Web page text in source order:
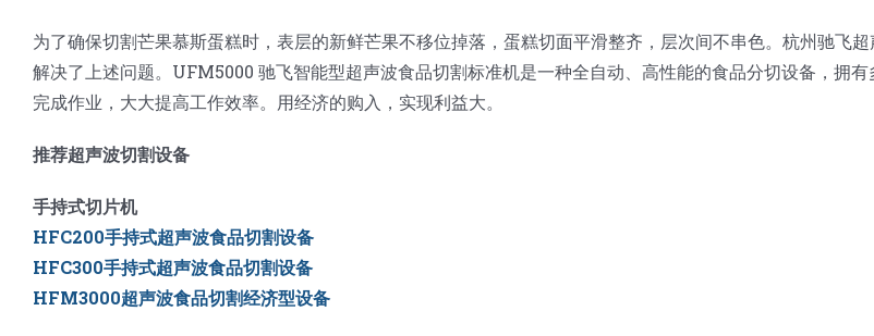
为了确保切割芒果慕斯蛋糕时，表层的新鲜芒果不移位掉落，蛋糕切面平滑整齐，层次间不串色。杭州驰飞
解决了上述问题。UFM5000 驰飞智能型超声波食品切割标准机是一种全自动、高性能的食品分切设备，拥
完成作业，大大提高工作效率。用经济的购入，实现利益大。
推荐超声波切割设备
手持式切片机
HFC200手持式超声波食品切割设备
HFC300手持式超声波食品切割设备
HFM3000超声波食品切割经济型设备